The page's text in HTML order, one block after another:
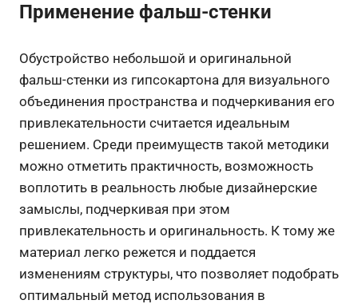
Применение фальш-стенки
Обустройство небольшой и оригинальной
фальш-стенки из гипсокартона для визуального
объединения пространства и подчеркивания его
привлекательности считается идеальным
решением. Среди преимуществ такой методики
можно отметить практичность, возможность
воплотить в реальность любые дизайнерские
замыслы, подчеркивая при этом
привлекательность и оригинальность. К тому же
материал легко режется и поддается
изменениям структуры, что позволяет подобрать
оптимальный метод использования в